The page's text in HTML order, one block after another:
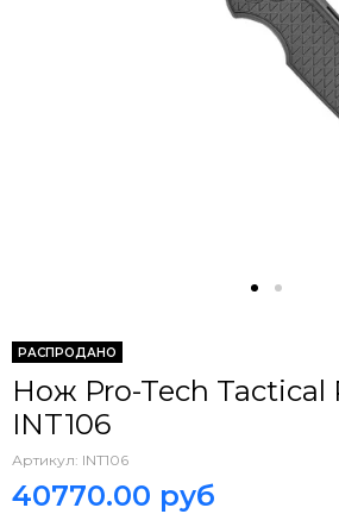
РАСПРОДАНО
Нож Pro-Tech Tactical
INT106
Артикул: INT106
40770.00 руб